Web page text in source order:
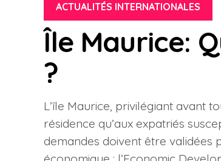
ACTUALITÉS INTERNATIONALES
Île Maurice:
?
L’île Maurice, privilégiant avant
résidence qu’aux expatriés
demandes doivent être